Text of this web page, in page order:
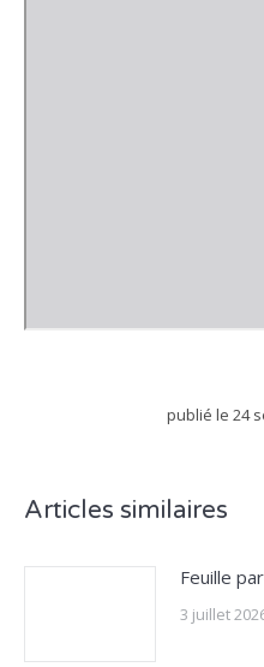
publié le 24
Articles similaires
Feuille
3 juillet